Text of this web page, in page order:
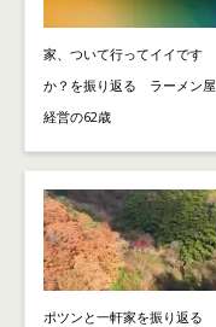
家、ついて行ってイイです
か？を振り返る ラーメン屋
経営の62歳
ポツンと一軒家を振り返る